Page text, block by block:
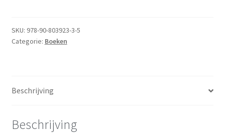
SKU: 978-90-803923-3-5
Categorie: Boeken
Beschrijving
Beschrijving